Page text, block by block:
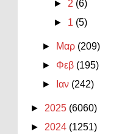
► 2 (6)
► 1 (5)
► Μαρ (209)
► Φεβ (195)
►
Ιαν (242)
► 2025 (6060)
► 2024 (1251)